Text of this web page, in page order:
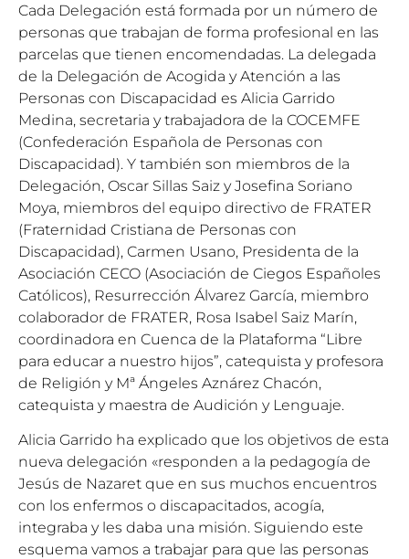
Cada Delegación está formada por un número de
personas que trabajan de forma profesional en las
parcelas que tienen encomendadas. La delegada
de la Delegación de Acogida y Atención a las
Personas con Discapacidad es Alicia Garrido
Medina, secretaria y trabajadora de la COCEMFE
(Confederación Española de Personas con
Discapacidad). Y también son miembros de la
Delegación, Oscar Sillas Saiz y Josefina Soriano
Moya, miembros del equipo directivo de FRATER
(Fraternidad Cristiana de Personas con
Discapacidad), Carmen Usano, Presidenta de la
Asociación CECO (Asociación de Ciegos Españoles
Católicos), Resurrección Álvarez García, miembro
colaborador de FRATER, Rosa Isabel Saiz Marín,
coordinadora en Cuenca de la Plataforma “Libre
para educar a nuestro hijos”, catequista y profesora
de Religión y Mª Ángeles Aznárez Chacón,
catequista y maestra de Audición y Lenguaje.
Alicia Garrido ha explicado que los objetivos de esta
nueva delegación «responden a la pedagogía de
Jesús de Nazaret que en sus muchos encuentros
con los enfermos o discapacitados, acogía,
integraba y les daba una misión. Siguiendo este
esquema vamos a trabajar para que las personas